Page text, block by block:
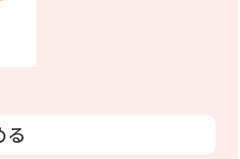
る